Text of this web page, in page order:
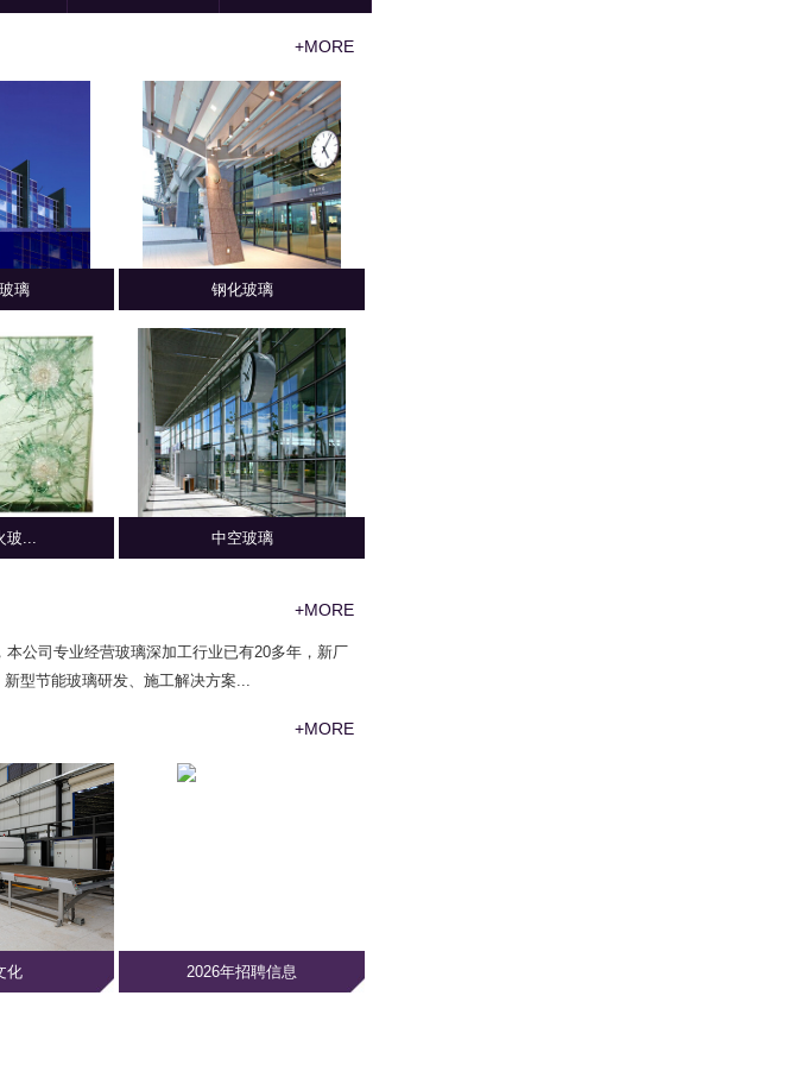
+MORE
璃 钢化玻璃
... 中空玻璃
+MORE
本公司专业经营玻璃深加工行业已有20多年，新厂
型节能玻璃研发、施工解决方案...
+MORE
化 2026年招聘信息